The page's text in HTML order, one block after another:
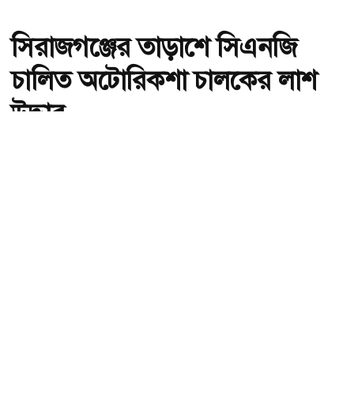
সিরাজগঞ্জের তাড়াশে সিএনজি
চালিত অটোরিকশা চালকের লাশ
উদ্ধার